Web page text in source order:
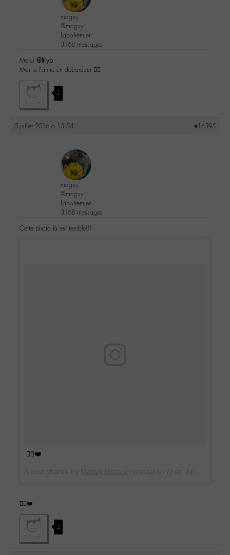
maguy
@maguy
Labohémien
3168 messages
Merci @lillyb
Moi je l’aime en débardeur 👌🏼
2
5 juillet 2016 à 13:54 #14595
maguy
@maguy
Labohémien
3168 messages
Cette photo là est terrible!!!
👌🏼❤️
👌🏼❤️
2